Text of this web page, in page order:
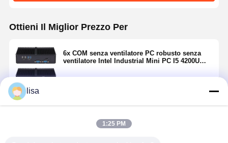
Ottieni Il Miglior Prezzo Per
6x COM senza ventilatore PC robusto senza
ventilatore Intel Industrial Mini PC I5 4200U
Continua
lisa
1:25 PM